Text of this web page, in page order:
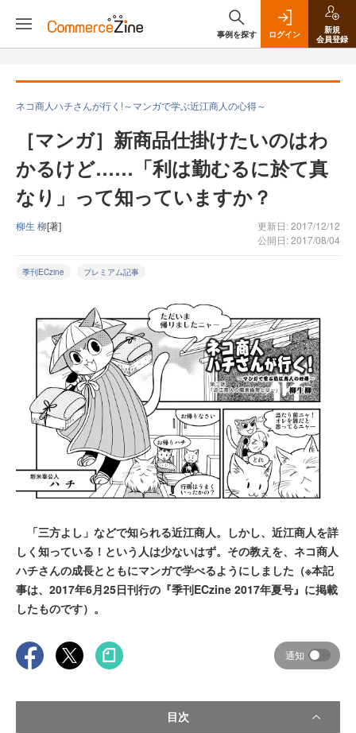
事例を探す ログイン
新規
会員登録
ネコ商人ハチさんが行く!～マンガで学ぶ近江商人の心得～
［マンガ］新商品仕掛けたいのはわ
かるけど……「利は勤むるに於て真
なり」って知っていますか？
柳生 柳[著]
更新日: 2017/12/12
公開日: 2017/08/04
季刊ECzine プレミアム記事
「三方よし」などで知られる近江商人。しかし、近江商人を詳
しく知っている！という人は少ないはず。その教えを、ネコ商人
ハチさんの成長とともにマンガで学べるようにしました（※本記
事は、2017年6月25日刊行の『季刊ECzine 2017年夏号』に掲載
したものです）。
通知
目次